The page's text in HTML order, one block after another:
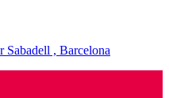
Sabadell , Barcelona